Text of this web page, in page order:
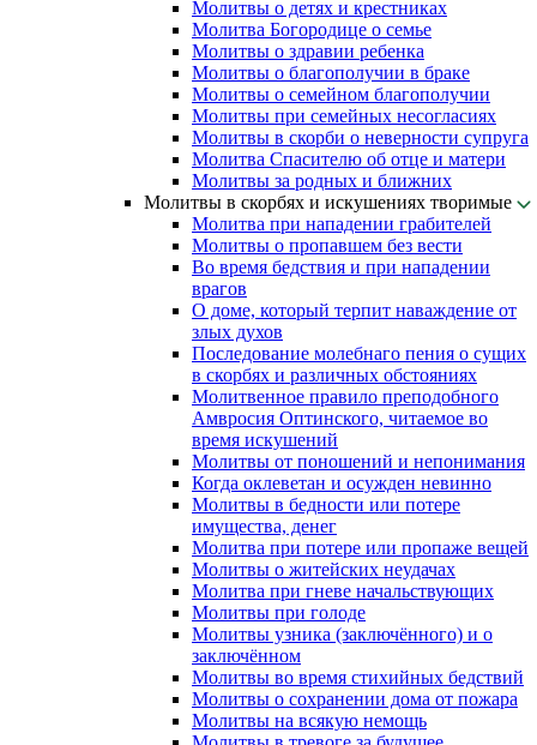
Молитвы о детях и крестниках
Молитва Богородице о семье
Молитвы о здравии ребенка
Молитвы о благополучии в браке
Молитвы о семейном благополучии
Молитвы при семейных несогласиях
Молитвы в скорби о неверности супруга
Молитва Спасителю об отце и матери
Молитвы за родных и ближних
Молитвы в скорбях и искушениях творимые
Молитва при нападении грабителей
Молитвы о пропавшем без вести
Во время бедствия и при нападении
врагов
О доме, который терпит наваждение от
злых духов
Последование молебнаго пения о сущих
в скорбях и различных обстояниях
Молитвенное правило преподобного
Амвросия Оптинского, читаемое во
время искушений
Молитвы от поношений и непонимания
Когда оклеветан и осужден невинно
Молитвы в бедности или потере
имущества, денег
Молитва при потере или пропаже вещей
Молитвы о житейских неудачах
Молитва при гневе начальствующих
Молитвы при голоде
Молитвы узника (заключённого) и о
заключённом
Молитвы во время стихийных бедствий
Молитвы о сохранении дома от пожара
Молитвы на всякую немощь